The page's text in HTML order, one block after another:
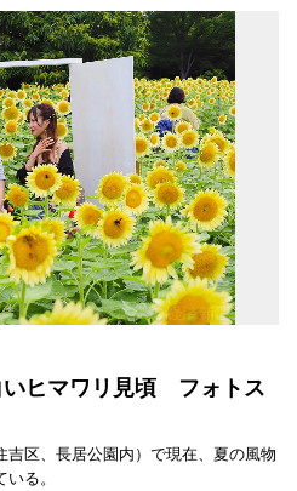
いヒマワリ見頃 フォトス
吉区、長居公園内）で現在、夏の風物
る。